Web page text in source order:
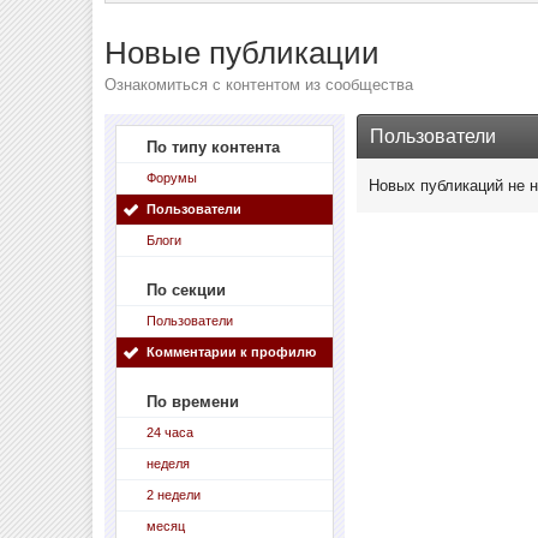
Новые публикации
Ознакомиться с контентом из сообщества
По типу контента
Форумы
Пользователи
Блоги
По секции
Пользователи
Комментарии к профилю
По времени
24 часа
неделя
2 недели
месяц
Пользователи
Новых публикаций не